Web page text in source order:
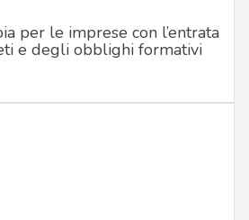
per le imprese con l’entrata
e degli obblighi formativi